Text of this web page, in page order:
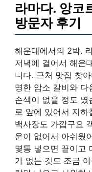
라마다. 앙코
방문자 후기
해운대에서의 2박.
저녁에 걸어서 해운
니다. 근처 맛집 찾
명한 암소 갈비와 다
손색이 없을 정도
로 앞에 있어서 지하
백사장도 가깝구요
운이 없어서 아쉬웠
몇통 넣으면 끝이고
가 없는 것도 조금